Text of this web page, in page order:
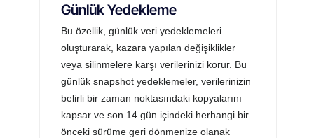
Günlük Yedekleme
Bu özellik, günlük veri yedeklemeleri
oluşturarak, kazara yapılan değişiklikler
veya silinmelere karşı verilerinizi korur. Bu
günlük snapshot yedeklemeler, verilerinizin
belirli bir zaman noktasındaki kopyalarını
kapsar ve son 14 gün içindeki herhangi bir
önceki sürüme geri dönmenize olanak